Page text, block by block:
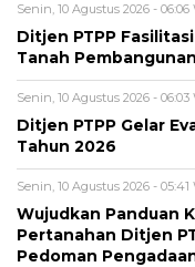
Senin, 10 Agustus 2026 - 06:06
Ditjen PTPP
Tanah
Senin, 10 Agustus 2026 - 06:03
Ditjen PTPP Gelar
Tahun 2026
Senin, 10 Agustus 2026 - 05:41
Wujudkan Panduan
Pertanahan Ditjen
Pedoman